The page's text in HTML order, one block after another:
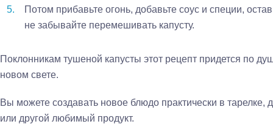
Потом прибавьте огонь, добавьте соус и специи,
не забывайте перемешивать капусту.
Поклонникам тушеной капусты этот рецепт придется по
новом свете.
Вы можете создавать новое блюдо практически в тарелке,
или другой любимый продукт.